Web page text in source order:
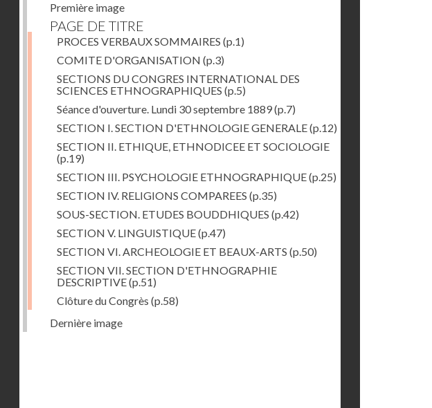
Première image
PAGE DE TITRE
PROCES VERBAUX SOMMAIRES (p.1)
COMITE D'ORGANISATION (p.3)
SECTIONS DU CONGRES INTERNATIONAL DES
SCIENCES ETHNOGRAPHIQUES (p.5)
Séance d'ouverture. Lundi 30 septembre 1889(p.7)
SECTION I. SECTION D'ETHNOLOGIE GENERALE(p.12)
SECTION II. ETHIQUE, ETHNODICEE ET SOCIOLOGIE
(p.19)
SECTION III. PSYCHOLOGIE ETHNOGRAPHIQUE(p.25)
SECTION IV. RELIGIONS COMPAREES (p.35)
SOUS-SECTION. ETUDES BOUDDHIQUES (p.42)
SECTION V. LINGUISTIQUE(p.47)
SECTION VI. ARCHEOLOGIE ET BEAUX-ARTS (p.50)
SECTION VII. SECTION D'ETHNOGRAPHIE
DESCRIPTIVE(p.51)
Clôture du Congrès (p.58)
Dernière image